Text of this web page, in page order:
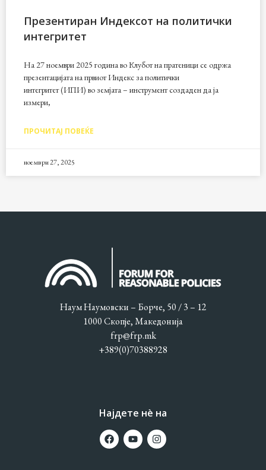
Презентиран Индексот на политички
интегритет
На 27 ноември 2025 година во Клубот на пратеници се одржа
презентацијата на првиот Индекс за политички
интегритет (ИПИ) во земјата – инструмент создаден да ја
измери,
ПРОЧИТАЈ ПОВЕЌЕ
ноември 27, 2025
Наум Наумовски – Борче, 50 / 3 – 12
1000 Скопје, Македонија
frp@frp.mk
+389(0)70388928
Најдете нè на